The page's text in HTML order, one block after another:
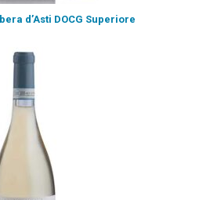
d’Asti DOCG Superiore